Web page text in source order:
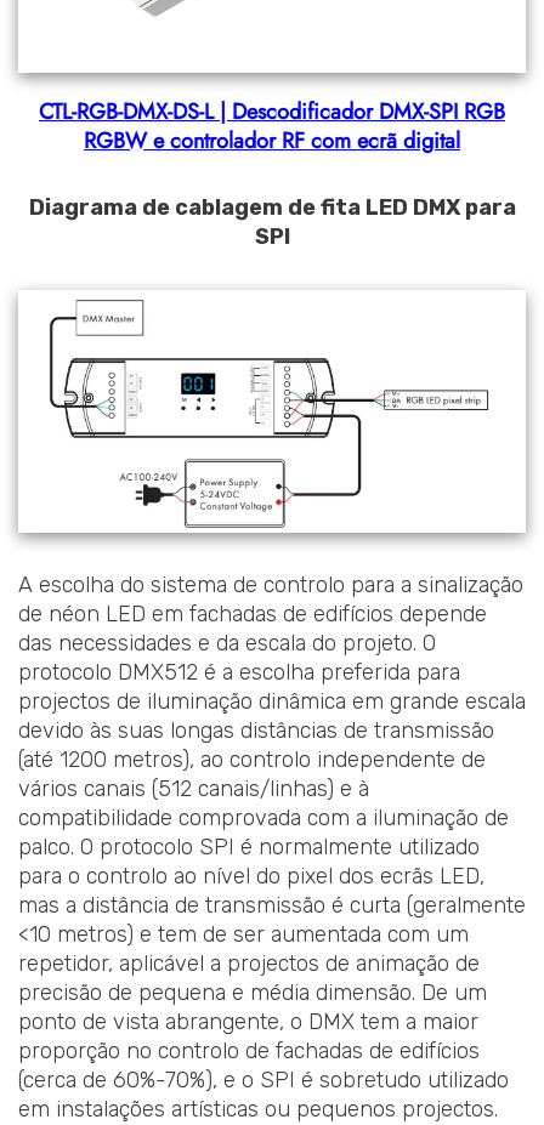
CTL-RGB-DMX-DS-L | Descodificador DMX-SPI RGB
RGBW e controlador RF com ecrã digital
Diagrama de cablagem de fita LED DMX para
SPI
A escolha do sistema de controlo para a sinalização
de néon LED em fachadas de edifícios depende
das necessidades e da escala do projeto. O
protocolo DMX512 é a escolha preferida para
projectos de iluminação dinâmica em grande escala
devido às suas longas distâncias de transmissão
(até 1200 metros), ao controlo independente de
vários canais (512 canais/linhas) e à
compatibilidade comprovada com a iluminação de
palco. O protocolo SPI é normalmente utilizado
para o controlo ao nível do pixel dos ecrãs LED,
mas a distância de transmissão é curta (geralmente
<10 metros) e tem de ser aumentada com um
repetidor, aplicável a projectos de animação de
precisão de pequena e média dimensão. De um
ponto de vista abrangente, o DMX tem a maior
proporção no controlo de fachadas de edifícios
(cerca de 60%-70%), e o SPI é sobretudo utilizado
em instalações artísticas ou pequenos projectos.